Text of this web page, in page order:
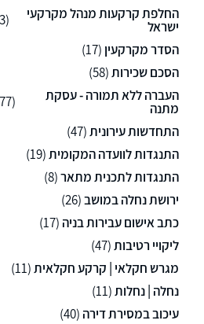
החלפת קרקעות מנהל מקרקעי
ישראל
(3)
הסדר מקרקעין (17)
הסכם שכירות(58)
העברה ללא תמורה - עסקת
מתנה
(77)
התחדשות עירונית(47)
התנגדות לוועדה המקומית(19)
התנגדות לתכנית מתאר(8)
ירושת נחלה במושב(26)
כתב אישום עבירות בניה (17)
ליקויי רטיבות(47)
מגרש חקלאי | קרקע חקלאית(11)
נחלה | נחלות(11)
עיכוב במסירת דירה (40)